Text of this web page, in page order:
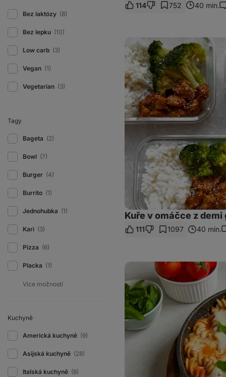
Bez laktózy (8)
Bez lepku (10)
Low carb (3)
Vegan (1)
Vegetarian (3)
Tagy
Bageta (2)
Bowl (7)
Burger (4)
Burrito (1)
Jednohubka (1)
Kari (3)
Pizza (6)
Placka (1)
Kuchyně
Americká kuchyně (9)
Asijská kuchyně (28)
Italská kuchyně (8)
114 752 40 min.
omáčce
demi
glace:
oběd
do
krabičky
na
4
dny
Kuře v omáčce z
111 1097 40 min.
Těstoviny
kuřecím
rajčatovou
omáčkou